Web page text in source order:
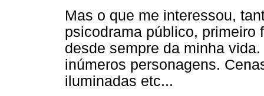
Mas o que me interessou,
psicodrama público, primeiro
desde sempre da minha
inúmeros personagens.
iluminadas etc...